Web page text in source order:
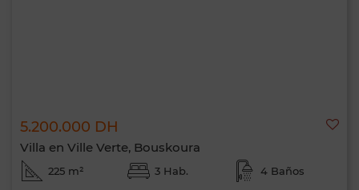
5.200.000 DH
Villa en Ville Verte, Bouskoura
225 m² 3 Hab. 4 Baños